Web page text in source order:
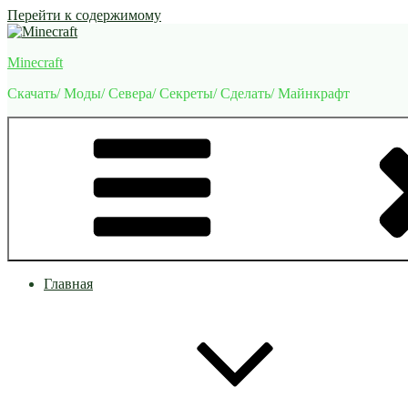
Перейти к содержимому
Minecraft
Скачать/ Моды/ Севера/ Секреты/ Сделать/ Майнкрафт
Главная